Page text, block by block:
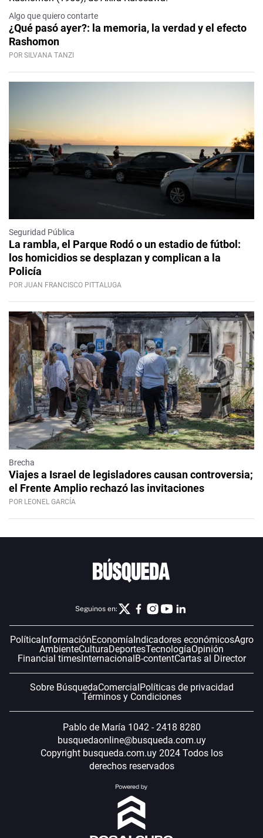
Algo que quiero contarte
¿Qué pasó ayer?: la memoria, la verdad y el efecto
Rashomon
POR SILVANA TANZI
Seguridad Pública
La rambla, el Parque Rodó o un estadio de fútbol:
los homicidios se desplazan y complican a la
Policía
POR JUAN FRANCISCO PITTALUGA
Brecha
Viajes a Israel de legisladores causan controversia;
el Frente Amplio rechazó las invitaciones
POR LEONEL GARCÍA
Seguinos en:
PolíticaInformaciónEconomíaIndicadores económicosAgro
AmbienteCulturaDeportesTecnologíaOpinión
Financial timesInternacionalB-contentCartas al Director
Sobre BúsquedaComercialPolíticas de privacidad
Términos y Condiciones
Pablo de María 1042 - 2418 8280
busquedaonline@busqueda.com.uy
Copyright busqueda.com.uy 2024 Todos los
derechos reservados